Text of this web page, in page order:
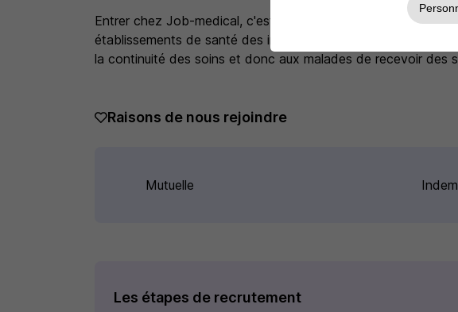
Entrer chez Job-medical, c'est contribuer au système de
établissements de santé des infirmiers, aide-soignants, ou
la continuité des soins et donc aux malades de recevoir des
Raisons de nous rejoindre
Mutuelle
Les étapes de recrutement